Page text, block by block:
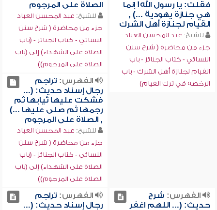
فقلت: يا رسول الله! إنما
هي جنازة يهودية ...) ,
القيام لجنازة أهل الشرك
للشيخ: عبد المحسن العباد
جزء من محاضرة ( شرح سنن
النسائي - كتاب الجنائز - باب
القيام لجنازة أهل الشرك - باب
الرخصة في ترك القيام)
الصلاة على المرجوم
للشيخ: عبد المحسن العباد
جزء من محاضرة ( شرح سنن
النسائي - كتاب الجنائز - (باب
الصلاة على الشهداء) إلى (باب
الصلاة على المرجوم))
الفهرس: تراجم
رجال إسناد حديث: (...
فشكت عليها ثيابها ثم
رجمها ثم صلى عليها ...)
, الصلاة على المرجوم
للشيخ: عبد المحسن العباد
جزء من محاضرة ( شرح سنن
النسائي - كتاب الجنائز - (باب
الصلاة على الشهداء) إلى (باب
الصلاة على المرجوم))
الفهرس: شرح
حديث: (... اللهم اغفر
الفهرس: تراجم
رجال إسناد حديث: (...